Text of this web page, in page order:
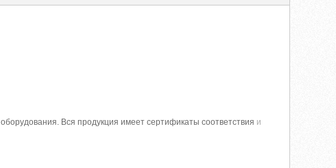
Вся продукция имеет сертификаты соответствия и